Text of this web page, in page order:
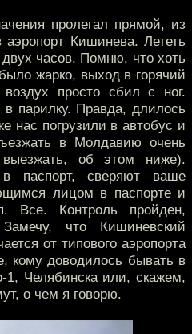
пролегал прямой, из
Кишинева. Лететь
двух часов. Помню, что хоть
жарко, выход в горячий
просто сбил с ног.
парилку. Правда, длилось
нас погрузили в автобус и
в Молдавию очень
об этом ниже).
в паспорт, сверяют ваше
лицом в паспорте и
Все. Контроль пройден,
что Кишиневский
от типового аэропорта
кому доводилось бывать в
1, Челябинска или, скажем,
о чем я говорю.